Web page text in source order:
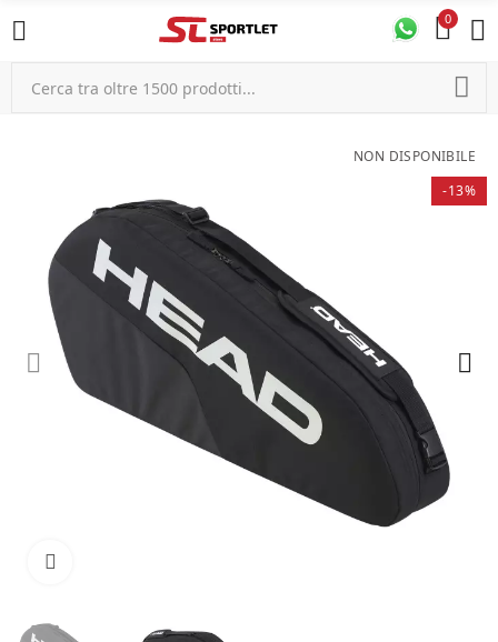
0
NON DISPONIBILE
-13%